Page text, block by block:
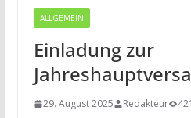
ALLGEMEIN
Einladung zur
29. August 2025 Redakteur